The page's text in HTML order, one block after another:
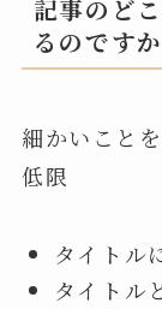
記事のど
るのです
細かいこと
低限
タイトル
タイトル